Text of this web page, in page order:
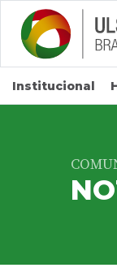
Saltar para
Institucional